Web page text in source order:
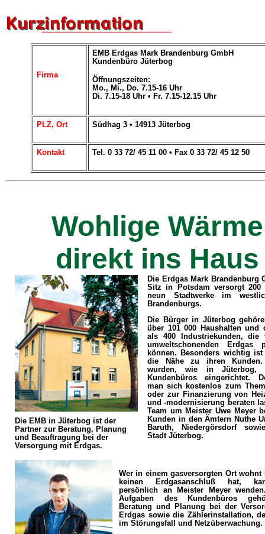
Firma
EMB Erdgas Mark Brandenburg GmbH
Kundenbüro Jüterbog
Öffnungszeiten:
Mo., Mi., Do. 7.15-16 Uhr
Di. 7.15-18 Uhr • Fr. 7.15-12.15 Uhr
PLZ, Ort Südhag 3 • 14913 Jüterbog
Kontakt Tel. 0 33 72/ 45 11 00 • Fax 0 33 72/ 45 12 50
Wohlige Wärme
direkt ins Haus
Die Erdgas Mark Brandenburg
Sitz in Potsdam versorgt 200
neun Stadtwerke im
Brandenburgs.
Die Bürger in Jüterbog
über 101 000 Haushalten und
als 400 Industriekunden, die
umweltschonenden Erdgas
können. Besonders wichtig
die Nähe zu ihren Kunden.
wurden, wie in Jüterbog,
Kundenbüros eingerichtet.
man sich kostenlos zum
oder zur Finanzierung von
und -modernisierung beraten
Team um Meister Uwe Meyer
Kunden in den Ämtern Nuthe
Baruth, Niedergörsdorf
Stadt Jüterbog.
Die EMB in Jüterbog ist der
Partner zur Beratung, Planung
und Beauftragung bei der
Versorgung mit Erdgas.
Wer in einem gasversorgten Ort wohnt
keinen Erdgasanschluß hat,
persönlich an Meister Meyer
Aufgaben des Kundenbüros
Beratung und Planung bei der
Erdgas sowie die Zählerinstallation,
im Störungsfall und Netzüberwachung.